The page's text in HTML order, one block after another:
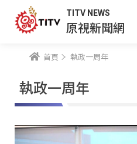
TITV NEWS
原視新聞網
首頁 執政一周年
執政一周年